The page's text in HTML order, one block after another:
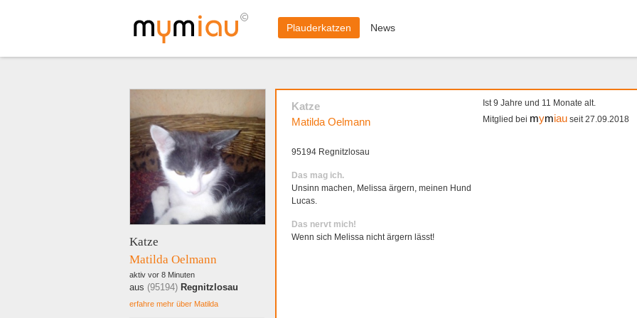
Plauderkatzen News
Katze
Matilda Oelmann
aktiv vor 8 Minuten
aus (95194) Regnitzlosau
erfahre mehr über Matilda
Katze
Matilda Oelmann
95194 Regnitzlosau
Das mag ich.
Unsinn machen, Melissa ärgern, meinen Hund
Lucas.
Das nervt mich!
Wenn sich Melissa nicht ärgern lässt!
Ist 9 Jahre und 11 Monate alt.
Mitglied bei mymiau seit 27.09.2018